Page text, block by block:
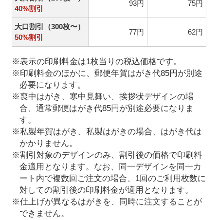
40%割引
93円 75円
大口割引（300枚〜）
50%割引
77円 62円
※表示の印刷料金は1枚当りの税込価格です。
※印刷料金のほかに、郵便年賀はがき代85円が別途
必要になります。
※喪中はがき、寒中見舞い、挨拶状デザインの場
合、通常郵便はがき代85円が別途必要になりま
す。
※私製年賀はがき、私製はがきの場合、はがき代は
かかりません。
※割引対象のデザインのみ、割引後の価格で印刷料
金適用となります。なお、同一デザインを同一カ
ート内で複数回ご注文の場合、1回のご利用枚数に
対しての割引後の印刷料金が適用となります。
※仕上げが異なるはがきを、同時に注文することが
できません。